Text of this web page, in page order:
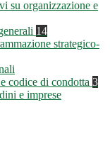
su organizzazione e
14
strategico-
codice di condotta 3
e imprese